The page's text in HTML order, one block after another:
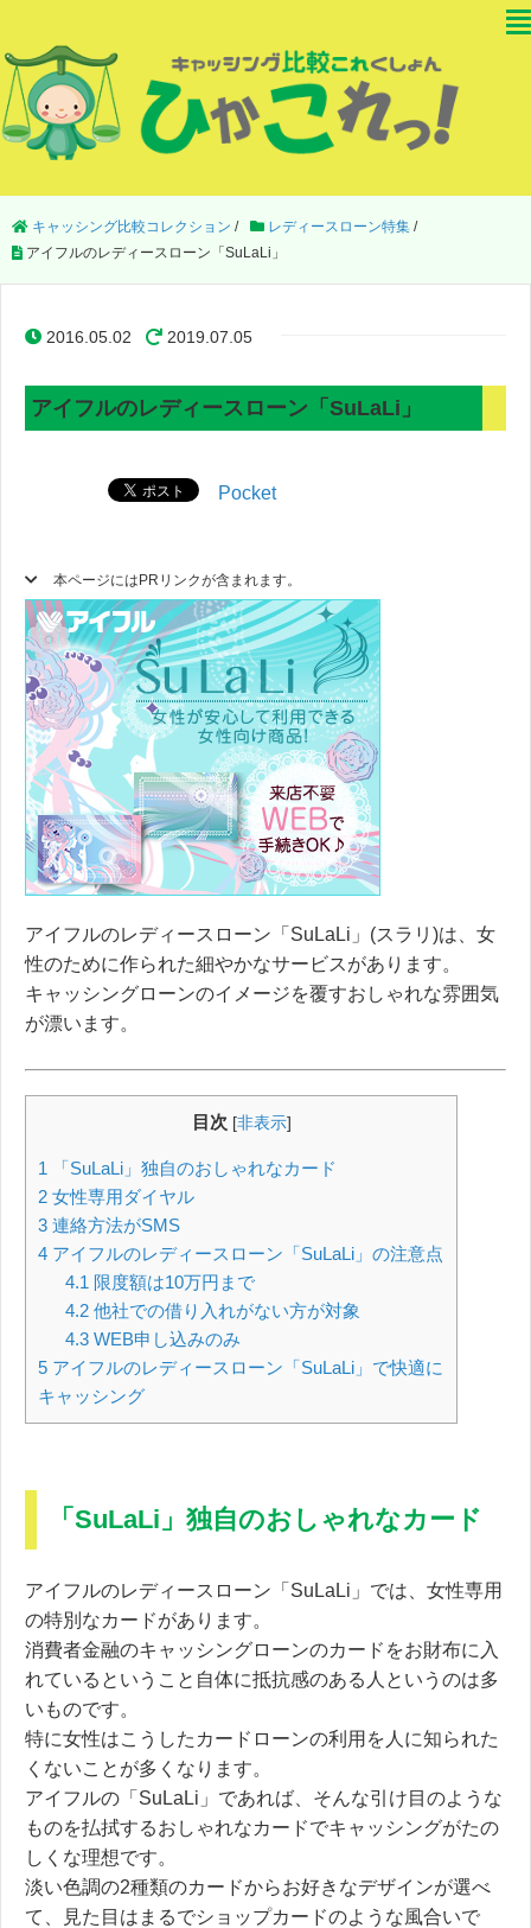
キャッシング比較コレクション / レディースローン特集 /
アイフルのレディースローン「SuLaLi」
2016.05.02 2019.07.05
アイフルのレディースローン「SuLaLi」
Pocket
本ページにはPRリンクが含まれます。
アイフルのレディースローン「SuLaLi」(スラリ)は、女
性のために作られた細やかなサービスがあります。
キャッシングローンのイメージを覆すおしゃれな雰囲気
が漂います。
目次 [非表示]
1 「SuLaLi」独自のおしゃれなカード
2 女性専用ダイヤル
3 連絡方法がSMS
4 アイフルのレディースローン「SuLaLi」の注意点
4.1 限度額は10万円まで
4.2他社での借り入れがない方が対象
4.3WEB申し込みのみ
5 アイフルのレディースローン「SuLaLi」で快適に
キャッシング
「SuLaLi」独自のおしゃれなカード
アイフルのレディースローン「SuLaLi」では、女性専用
の特別なカードがあります。
消費者金融のキャッシングローンのカードをお財布に入
れているということ自体に抵抗感のある人というのは多
いものです。
特に女性はこうしたカードローンの利用を人に知られた
くないことが多くなります。
アイフルの「SuLaLi」であれば、そんな引け目のような
ものを払拭するおしゃれなカードでキャッシングがたの
しくな理想です。
淡い色調の2種類のカードからお好きなデザインが選べ
て、
見た目はまるでショップカードのような風合いで